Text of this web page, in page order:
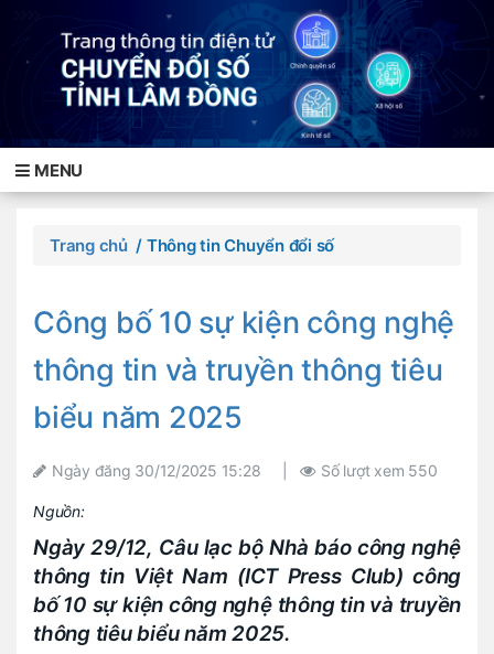
MENU
Trang chủ / Thông tin Chuyển đổi số
Công bố 10 sự kiện công nghệ
thông tin và truyền thông tiêu
biểu năm 2025
Ngày đăng 30/12/2025 15:28 | Số lượt xem 550
Nguồn:
Ngày 29/12, Câu lạc bộ Nhà báo công nghệ
thông tin Việt Nam (ICT Press Club) công
bố 10 sự kiện công nghệ thông tin và truyền
thông tiêu biểu năm 2025.